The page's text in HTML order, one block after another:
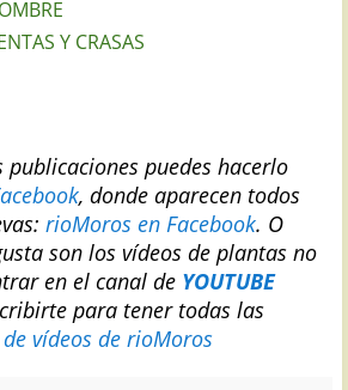
Y CRASAS
publicaciones puedes hacerlo
, donde aparecen todos
rioMoros en Facebook. O
son los vídeos de plantas no
en el canal de YOUTUBE
para tener todas las
vídeos de rioMoros